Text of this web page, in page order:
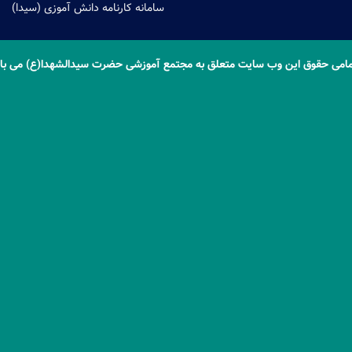
سامانه کارنامه دانش آموزی (سیدا)
حقوق این وب سایت متعلق به مجتمع آموزشی حضرت سیدالشهدا(ع) می